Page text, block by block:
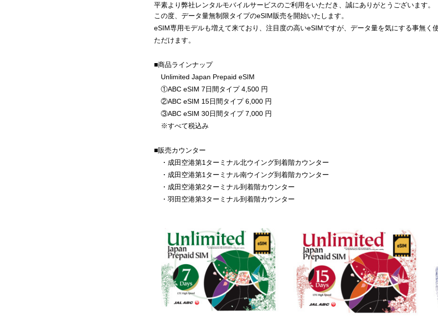
平素より弊社レンタルモバイルサービスのご利用をいただき、誠にありがとうございます。
この度、データ量無制限タイプのeSIM販売を開始いたします。
eSIM専用モデルも増えて来ており、注目度の高いeSIMですが、データ量を気にする事無く
ただけます。
■商品ラインナップ
Unlimited Japan Prepaid eSIM
①ABC eSIM 7日間タイプ 4,500 円
②ABC eSIM 15日間タイプ 6,000 円
③ABC eSIM 30日間タイプ 7,000 円
※すべて税込み
■販売カウンター
・成田空港第1ターミナル北ウイング到着階カウンター
・成田空港第1ターミナル南ウイング到着階カウンター
・成田空港第2ターミナル到着階カウンター
・羽田空港第3ターミナル到着階カウンター